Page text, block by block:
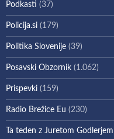
Podkasti (37)
Policija.si (179)
Politika Slovenije (39)
Posavski Obzornik (1.062)
Prispevki (159)
Radio Brežice Eu (230)
Ta teden z Juretom Godlerjem